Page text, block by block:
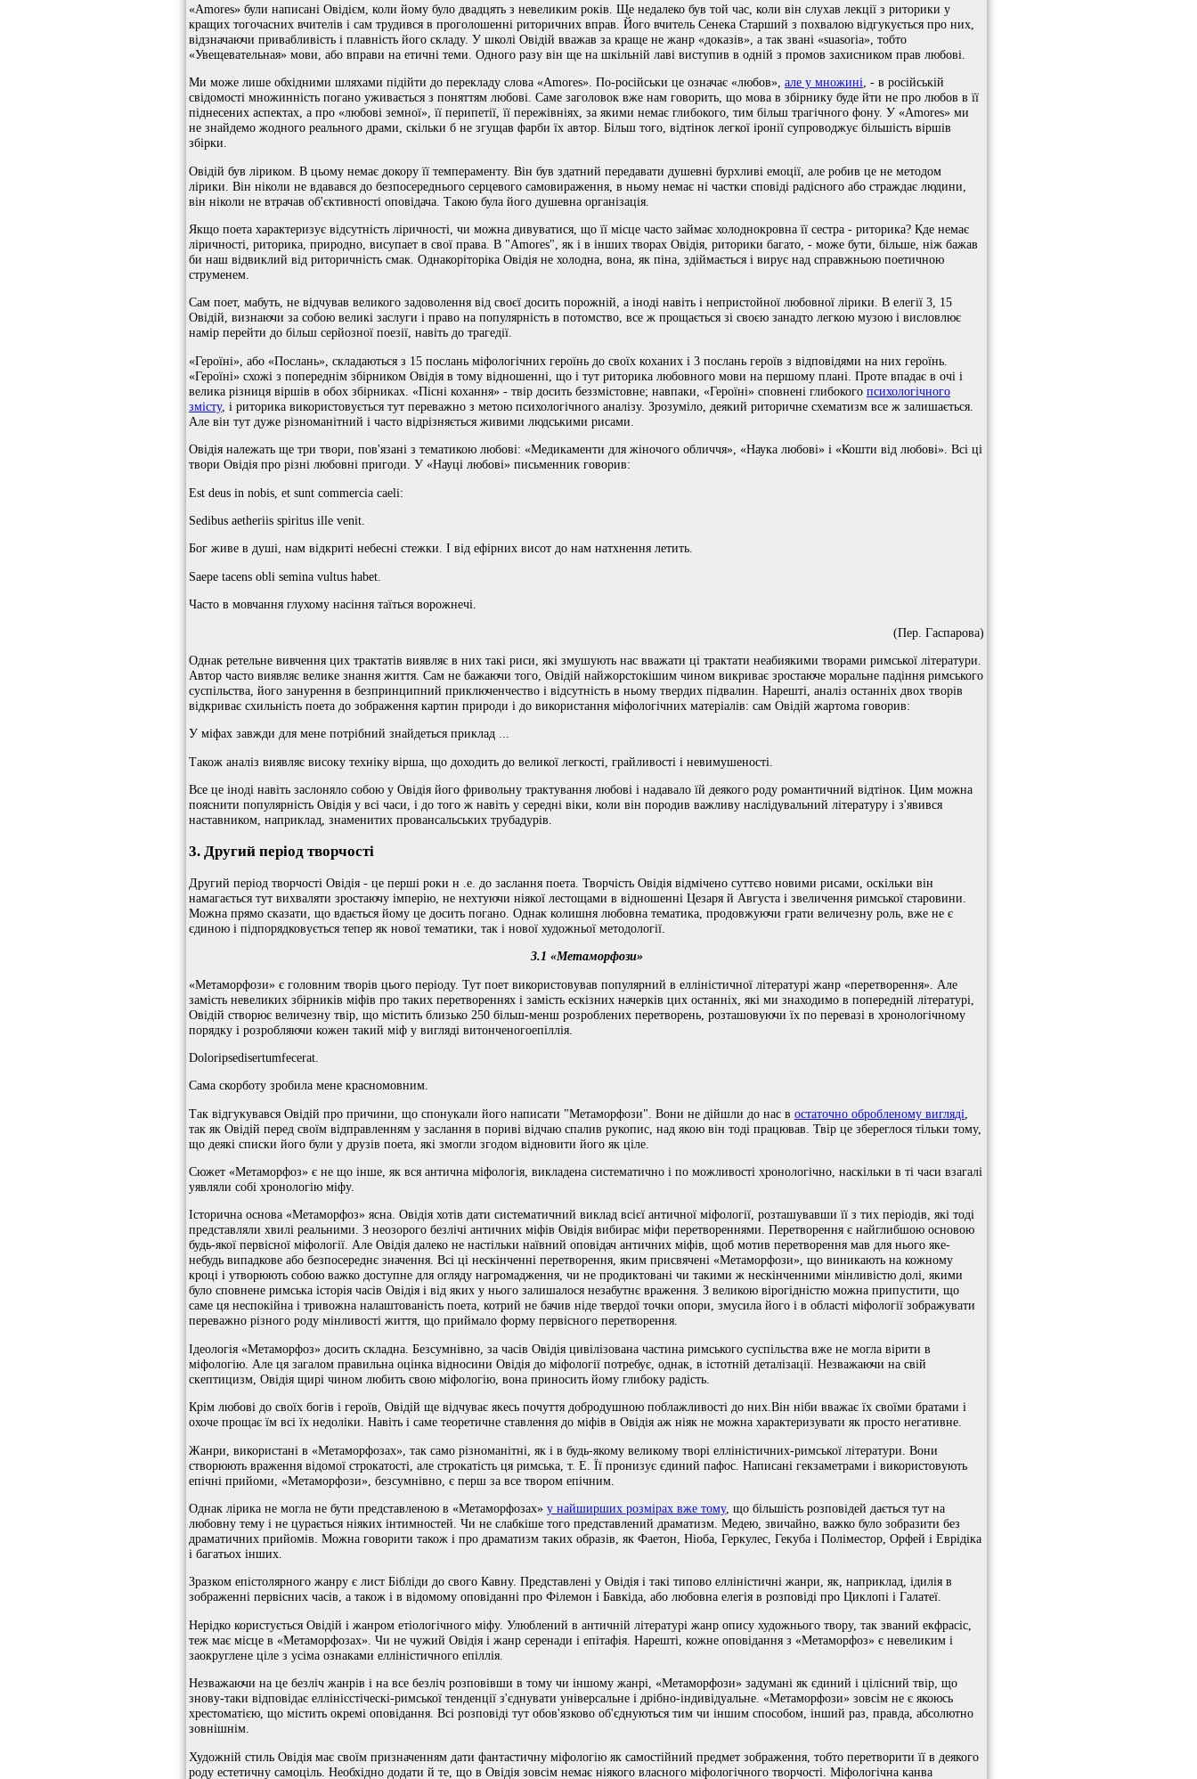
«Amores» були написані Овідієм, коли йому було двадцять з невеликим років. Ще недалеко був той час, коли він слухав лекції з риторики у
кращих тогочасних вчителів і сам трудився в проголошенні риторичних вправ. Його вчитель Сенека Старший з похвалою відгукується про них,
відзначаючи привабливість і плавність його складу. У школі Овідій вважав за краще не жанр «доказів», а так звані «suasoria», тобто
«Увещевательная» мови, або вправи на етичні теми. Одного разу він ще на шкільній лаві виступив в одній з промов захисником прав любові.
Ми може лише обхідними шляхами підійти до перекладу слова «Amores». По-російськи це означає «любов», але у множині, - в російській
свідомості множинність погано уживається з поняттям любові. Саме заголовок вже нам говорить, що мова в збірнику буде йти не про любов в її
піднесених аспектах, а про «любові земної», її перипетії, її пережівніях, за якими немає глибокого, тим більш трагічного фону. У «Amores» ми
не знайдемо жодного реального драми, скільки б не згущав фарби їх автор. Більш того, відтінок легкої іронії супроводжує більшість віршів
збірки.
Овідій був ліриком. В цьому немає докору її темпераменту. Він був здатний передавати душевні бурхливі емоції, але робив це не методом
лірики. Він ніколи не вдавався до безпосереднього серцевого самовираження, в ньому немає ні частки сповіді радісного або страждає людини,
він ніколи не втрачав об'єктивності оповідача. Такою була його душевна організація.
Якщо поета характеризує відсутність ліричності, чи можна дивуватися, що її місце часто займає холоднокровна її сестра - риторика? Кде немає
ліричності, риторика, природно, висупает в свої права. В "Amores", як і в інших творах Овідія, риторики багато, - може бути, більше, ніж бажав
би наш відвиклий від риторичність смак. Однакоріторіка Овідія не холодна, вона, як піна, здіймається і вирує над справжньою поетичною
струменем.
Сам поет, мабуть, не відчував великого задоволення від своєї досить порожній, а іноді навіть і непристойної любовної лірики. В елегії 3, 15
Овідій, визнаючи за собою великі заслуги і право на популярність в потомство, все ж прощається зі своєю занадто легкою музою і висловлює
намір перейти до більш серйозної поезії, навіть до трагедії.
«Героїні», або «Послань», складаються з 15 послань міфологічних героїнь до своїх коханих і 3 послань героїв з відповідями на них героїнь.
«Героїні» схожі з попереднім збірником Овідія в тому відношенні, що і тут риторика любовного мови на першому плані. Проте впадає в очі і
велика різниця віршів в обох збірниках. «Пісні кохання» - твір досить беззмістовне; навпаки, «Героїні» сповнені глибокого психологічного
змісту, і риторика використовується тут переважно з метою психологічного аналізу. Зрозуміло, деякий риторичне схематизм все ж залишається.
Але він тут дуже різноманітний і часто відрізняється живими людськими рисами.
Овідія належать ще три твори, пов'язані з тематикою любові: «Медикаменти для жіночого обличчя», «Наука любові» і «Кошти від любові». Всі ці
твори Овідія про різні любовні пригоди. У «Науці любові» письменник говорив:
Est deus in nobis, et sunt commercia caeli:
Sedibus aetheriis spiritus ille venit.
Бог живе в душі, нам відкриті небесні стежки. І від ефірних висот до нам натхнення летить.
Saepe tacens obli semina vultus habet.
Часто в мовчання глухому насіння таїться ворожнечі.
(Пер. Гаспарова)
Однак ретельне вивчення цих трактатів виявляє в них такі риси, які змушують нас вважати ці трактати неабиякими творами римської літератури.
Автор часто виявляє велике знання життя. Сам не бажаючи того, Овідій найжорстокішим чином викриває зростаюче моральне падіння римського
суспільства, його занурення в безпринципний приключенчество і відсутність в ньому твердих підвалин. Нарешті, аналіз останніх двох творів
відкриває схильність поета до зображення картин природи і до використання міфологічних матеріалів: сам Овідій жартома говорив:
У міфах завжди для мене потрібний знайдеться приклад ...
Також аналіз виявляє високу техніку вірша, що доходить до великої легкості, грайливості і невимушеності.
Все це іноді навіть заслоняло собою у Овідія його фривольну трактування любові і надавало їй деякого роду романтичний відтінок. Цим можна
пояснити популярність Овідія у всі часи, і до того ж навіть у середні віки, коли він породив важливу наслідувальний літературу і з'явився
наставником, наприклад, знаменитих провансальських трубадурів.
3. Другий період творчості
Другий період творчості Овідія - це перші роки н .е. до заслання поета. Творчість Овідія відмічено суттєво новими рисами, оскільки він
намагається тут вихваляти зростаючу імперію, не нехтуючи ніякої лестощами в відношенні Цезаря й Августа і звеличення римської старовини.
Можна прямо сказати, що вдається йому це досить погано. Однак колишня любовна тематика, продовжуючи грати величезну роль, вже не є
єдиною і підпорядковується тепер як нової тематики, так і нової художньої методології.
3.1 «Метаморфози»
«Метаморфози» є головним творів цього періоду. Тут поет використовував популярний в елліністичної літературі жанр «перетворення». Але
замість невеликих збірників міфів про таких перетвореннях і замість ескізних начерків цих останніх, які ми знаходимо в попередній літературі,
Овідій створює величезну твір, що містить близько 250 більш-менш розроблених перетворень, розташовуючи їх по перевазі в хронологічному
порядку і розробляючи кожен такий міф у вигляді витонченогоепіллія.
Doloripsedisertumfecerat.
Сама скорботу зробила мене красномовним.
Так відгукувався Овідій про причини, що спонукали його написати "Метаморфози". Вони не дійшли до нас в остаточно обробленому вигляді
так як Овідій перед своїм відправленням у заслання в пориві відчаю спалив рукопис, над якою він тоді працював. Твір це збереглося тільки тому,
що деякі списки його були у друзів поета, які змогли згодом відновити його як ціле.
Сюжет «Метаморфоз» є не що інше, як вся антична міфологія, викладена систематично і по можливості хронологічно, наскільки в ті часи взагалі
уявляли собі хронологію міфу.
Історична основа «Метаморфоз» ясна. Овідія хотів дати систематичний виклад всієї античної міфології, розташувавши її з тих періодів, які тоді
представляли хвилі реальними. З неозорого безлічі античних міфів Овідія вибирає міфи перетвореннями. Перетворення є найглибшою основою
будь-якої первісної міфології. Але Овідія далеко не настільки наївний оповідач античних міфів, щоб мотив перетворення мав для нього яке-
небудь випадкове або безпосереднє значення. Всі ці нескінченні перетворення, яким присвячені «Метаморфози», що виникають на кожному
кроці і утворюють собою важко доступне для огляду нагромадження, чи не продиктовані чи такими ж нескінченними мінливістю долі, якими
було сповнене римська історія часів Овідія і від яких у нього залишалося незабутнє враження. З великою вірогідністю можна припустити, що
саме ця неспокійна і тривожна налаштованість поета, котрий не бачив ніде твердої точки опори, змусила його і в області міфології зображувати
переважно різного роду мінливості життя, що приймало форму первісного перетворення.
Ідеологія «Метаморфоз» досить складна. Безсумнівно, за часів Овідія цивілізована частина римського суспільства вже не могла вірити в
міфологію. Але ця загалом правильна оцінка відносини Овідія до міфології потребує, однак, в істотній деталізації. Незважаючи на свій
скептицизм, Овідія щирі чином любить свою міфологію, вона приносить йому глибоку радість.
Крім любові до своїх богів і героїв, Овідій ще відчуває якесь почуття добродушною поблажливості до них.Він ніби вважає їх своїми братами і
охоче прощає їм всі їх недоліки. Навіть і саме теоретичне ставлення до міфів в Овідія аж ніяк не можна характеризувати як просто негативне.
Жанри, використані в «Метаморфозах», так само різноманітні, як і в будь-якому великому творі елліністичних-римської літератури. Вони
створюють враження відомої строкатості, але строкатість ця римська, т. Е. Її пронизує єдиний пафос. Написані гекзаметрами і використовують
епічні прийоми, «Метаморфози», безсумнівно, є перш за все твором епічним.
Однак лірика не могла не бути представленою в «Метаморфозах» у найширших розмірах вже тому, що більшість розповідей дається тут на
любовну тему і не цурається ніяких інтимностей. Чи не слабкіше того представлений драматизм. Медею, звичайно, важко було зобразити без
драматичних прийомів. Можна говорити також і про драматизм таких образів, як Фаетон, Ніоба, Геркулес, Гекуба і Поліместор, Орфей і Еврідіка
і багатьох інших.
Зразком епістолярного жанру є лист Бібліди до свого Кавну. Представлені у Овідія і такі типово елліністичні жанри, як, наприклад, ідилія в
зображенні первісних часів, а також і в відомому оповіданні про Філемон і Бавкіда, або любовна елегія в розповіді про Циклопі і Галатеї.
Нерідко користується Овідій і жанром етіологічного міфу. Улюблений в античній літературі жанр опису художнього твору, так званий екфрасіс,
теж має місце в «Метаморфозах». Чи не чужий Овідія і жанр серенади і епітафія. Нарешті, кожне оповідання з «Метаморфоз» є невеликим і
заокруглене ціле з усіма ознаками елліністичного епіллія.
Незважаючи на це безліч жанрів і на все безліч розповівши в тому чи іншому жанрі, «Метаморфози» задумані як єдиний і цілісний твір, що
знову-таки відповідає еллінісстіческі-римської тенденції з'єднувати універсальне і дрібно-індивідуальне. «Метаморфози» зовсім не є якоюсь
хрестоматією, що містить окремі оповідання. Всі розповіді тут обов'язково об'єднуються тим чи іншим способом, інший раз, правда, абсолютно
зовнішнім.
Художній стиль Овідія має своїм призначенням дати фантастичну міфологію як самостійний предмет зображення, тобто перетворити її в деякого
роду естетичну самоціль. Необхідно додати й те, що в Овідія зовсім немає ніякого власного міфологічного творчості. Міфологічна канва